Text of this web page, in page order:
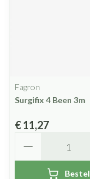
Fagron
Surgifix 4 Been 3m
€ 11,27
Bestel